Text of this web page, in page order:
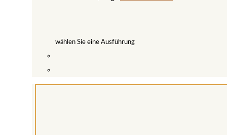
wählen Sie eine Ausführung
Produkt